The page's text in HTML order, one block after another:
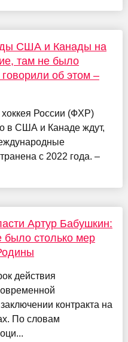
США и Канады на
там не было
об этом –
России (ФХР)
в США и Канаде ждут,
с 2022 года. –
Артур Бабушкин:
было столько мер
действия
контракта на
По словам